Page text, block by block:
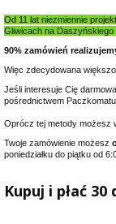
Od 11 lat niezmiennie
Gliwicach na Daszyńskiego
90% zamówień
Więc zdecydowana
Jeśli interesuje Cię
pośrednictwem Paczkomatu.
Oprócz tej metody możesz
Twoje zamówienie możesz
poniedziałku do piątku od
Kupuj i płać